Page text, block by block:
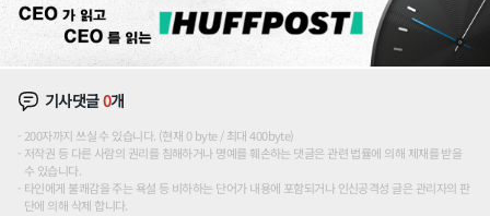
기사댓글0개
200자까지 쓰실 수 있습니다. (현재 0 byte / 최대 400byte)
저작권 등 다른 사람의 권리를 침해하거나 명예를 훼손하는 댓글은 관련 법률에 의해 제재를 받을
수 있습니다.
타인에게 불쾌감을 주는 욕설 등 비하하는 단어가 내용에 포함되거나 인신공격성 글은 관리자의 판
단에 의해 삭제 합니다.